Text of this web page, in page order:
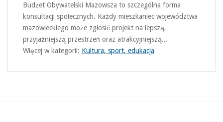
Budżet Obywatelski Mazowsza to szczególna forma
konsultacji społecznych. Każdy mieszkaniec województwa
mazowieckiego może zgłosić projekt na lepszą,
przyjaźniejszą przestrzeń oraz atrakcyjniejszą...
Więcej w kategorii: Kultura, sport, edukacja